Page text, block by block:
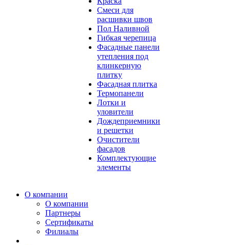
Смеси для
расшивки швов
Пол Наливной
Гибкая черепица
Фасадные панели
утепления под
клинкерную
плитку
Фасадная плитка
Термопанели
Лотки и
уловители
Дождеприемники
и решетки
Очистители
фасадов
Комплектующие
элементы
О компании
О компании
Партнеры
Сертификаты
Филиалы